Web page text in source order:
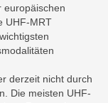
europäischen
UHF-MRT
derzeit nicht durch
Die meisten UHF-